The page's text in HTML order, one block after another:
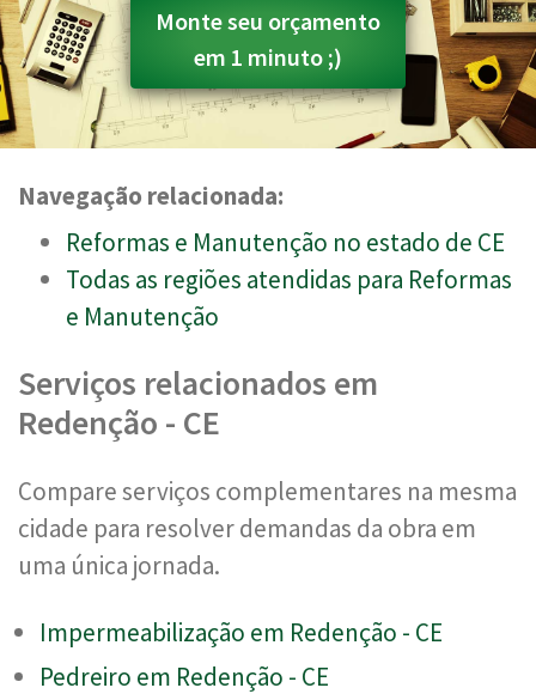
Monte seu orçamento
em 1 minuto ;)
Navegação relacionada:
Reformas e Manutenção no estado de CE
Todas as regiões atendidas para Reformas
e Manutenção
Serviços relacionados em
Redenção - CE
Compare serviços complementares na mesma
cidade para resolver demandas da obra em
uma única jornada.
Impermeabilização em Redenção - CE
Pedreiro em Redenção - CE